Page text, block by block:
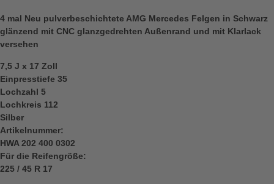
4 mal Neu pulverbeschichtete AMG Mercedes Felgen in Schwarz
glänzend mit CNC glanzgedrehten Außenrand und mit Klarlack
versehen
7,5 J x 17 Zoll
Einpresstiefe 35
Lochzahl 5
Lochkreis 112
Silber
Artikelnummer:
HWA 202 400 0302
Für die Reifengröße:
225 / 45 R 17